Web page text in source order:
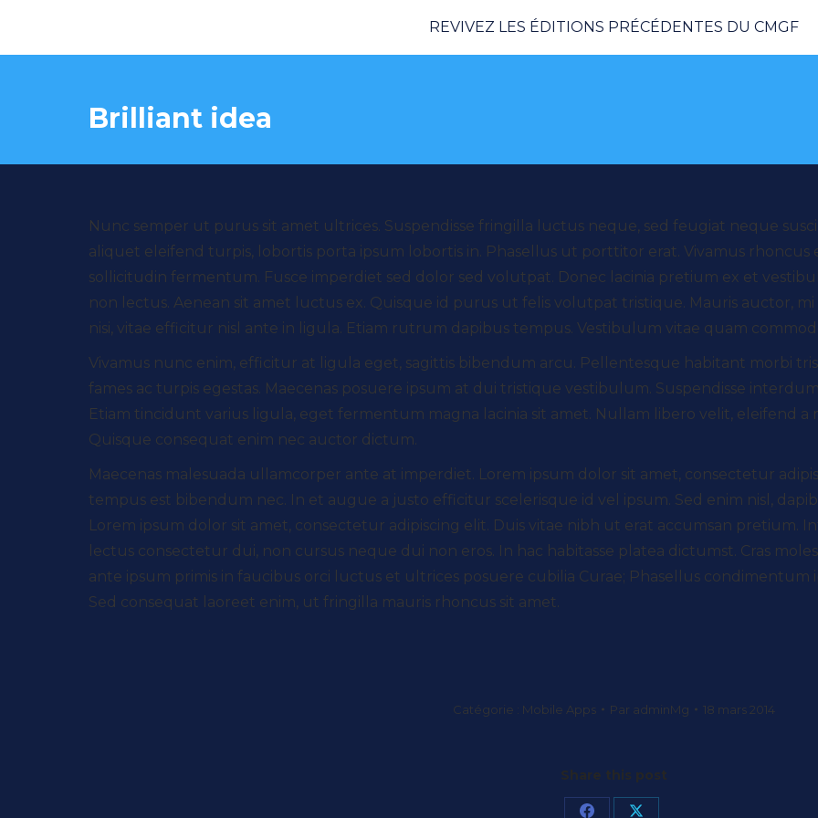
REVIVEZ LES ÉDITIONS PRÉCÉDENTES DU CMGF
Brilliant idea
Nunc semper ut purus sit amet ultrices. Suspendisse fringilla luctus neque, sed feugiat neque
aliquet eleifend turpis, lobortis porta ipsum lobortis in. Phasellus ut porttitor erat. Vivamus rhoncus
sollicitudin fermentum. Fusce imperdiet sed dolor sed volutpat. Donec lacinia pretium ex et
non lectus. Aenean sit amet luctus ex. Quisque id purus ut felis volutpat tristique. Mauris auctor,
nisi, vitae efficitur nisl ante in ligula. Etiam rutrum dapibus tempus. Vestibulum vitae quam
Vivamus nunc enim, efficitur at ligula eget, sagittis bibendum arcu. Pellentesque habitant morbi
fames ac turpis egestas. Maecenas posuere ipsum at dui tristique vestibulum. Suspendisse
Etiam tincidunt varius ligula, eget fermentum magna lacinia sit amet. Nullam libero velit, eleifend
Quisque consequat enim nec auctor dictum.
Maecenas malesuada ullamcorper ante at imperdiet. Lorem ipsum dolor sit amet, consectetur
tempus est bibendum nec. In et augue a justo efficitur scelerisque id vel ipsum. Sed enim nisl,
Lorem ipsum dolor sit amet, consectetur adipiscing elit. Duis vitae nibh ut erat accumsan pretium.
lectus consectetur dui, non cursus neque dui non eros. In hac habitasse platea dictumst. Cras
ante ipsum primis in faucibus orci luctus et ultrices posuere cubilia Curae; Phasellus condimentum
Sed consequat laoreet enim, ut fringilla mauris rhoncus sit amet.
Catégorie : Mobile Apps Par adminMg 18 mars 2014
Share this post